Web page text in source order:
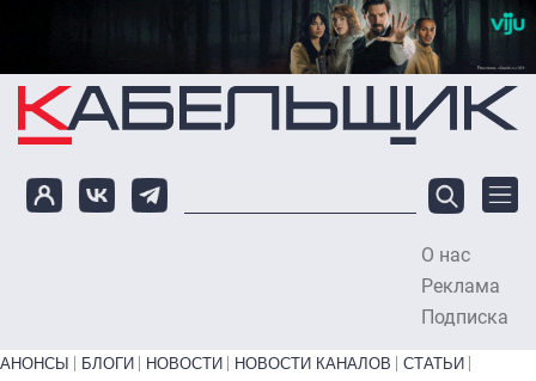
Перейти к основному содержанию
О нас
Реклама
Подписка
Primary links bottom
АНОНСЫ БЛОГИ НОВОСТИ НОВОСТИ КАНАЛОВ
СТАТЬИ